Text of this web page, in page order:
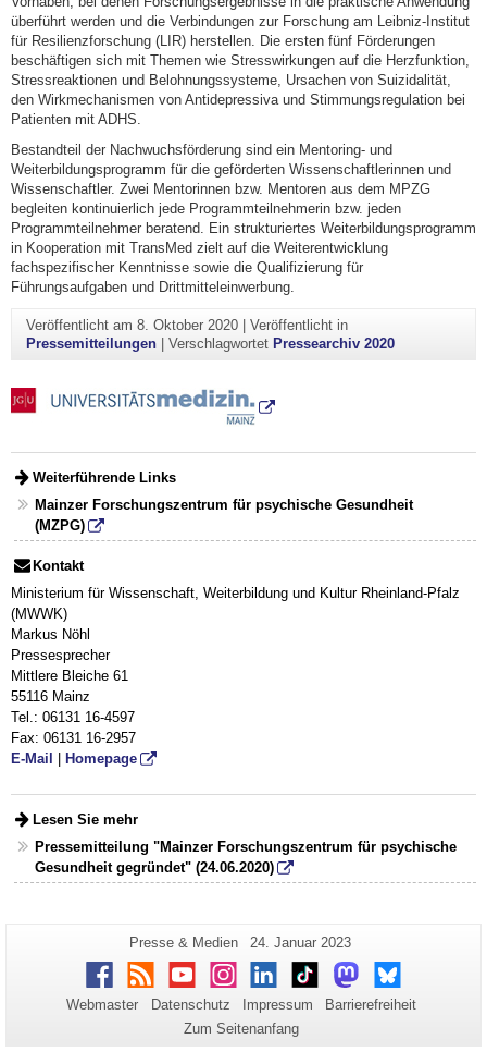
überführt werden und die Verbindungen zur Forschung am Leibniz-Institut
für Resilienzforschung (LIR) herstellen. Die ersten fünf Förderungen
beschäftigen sich mit Themen wie Stresswirkungen auf die Herzfunktion,
Stressreaktionen und Belohnungssysteme, Ursachen von Suizidalität,
den Wirkmechanismen von Antidepressiva und Stimmungsregulation bei
Patienten mit ADHS.
Bestandteil der Nachwuchsförderung sind ein Mentoring- und
Weiterbildungsprogramm für die geförderten Wissenschaftlerinnen und
Wissenschaftler. Zwei Mentorinnen bzw. Mentoren aus dem MPZG
begleiten kontinuierlich jede Programmteilnehmerin bzw. jeden
Programmteilnehmer beratend. Ein strukturiertes Weiterbildungsprogramm
in Kooperation mit TransMed zielt auf die Weiterentwicklung
fachspezifischer Kenntnisse sowie die Qualifizierung für
Führungsaufgaben und Drittmitteleinwerbung.
Veröffentlicht am 8. Oktober 2020| Veröffentlicht in
Pressemitteilungen| Verschlagwortet Pressearchiv 2020
Weiterführende Links
Mainzer Forschungszentrum für psychische Gesundheit
(MZPG)
Kontakt
Ministerium für Wissenschaft, Weiterbildung und Kultur Rheinland-Pfalz
(MWWK)
Markus Nöhl
Pressesprecher
Mittlere Bleiche 61
55116 Mainz
Tel.: 06131 16-4597
Fax: 06131 16-2957
E-Mail
Homepage
Lesen Sie mehr
Pressemitteilung "Mainzer Forschungszentrum für psychische
Gesundheit gegründet" (24.06.2020)
Zusätzliche
Informationen
zu
dieser
Seite
Seiten-
Name:
Presse & Medien
Letzte
Aktualisierung:
24. Januar 2023
Facebook
RSS YoutubeInstagram
LinkedInTikTokMastodonBluesky
Webmaster Datenschutz Impressum
Barrierefreiheit
Zum Seitenanfang